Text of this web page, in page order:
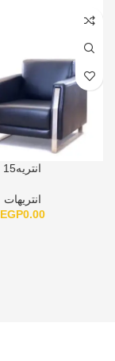
انتريه15
انتريهات
EGP0.00